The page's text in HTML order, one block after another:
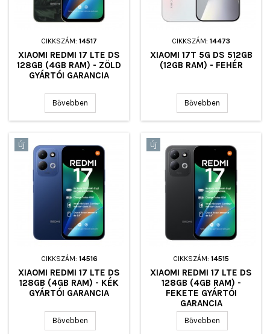
CIKKSZÁM: 14517
XIAOMI REDMI 17 LTE DS
128GB (4GB RAM) - ZÖLD
GYÁRTÓI GARANCIA
Bővebben
CIKKSZÁM: 14473
XIAOMI 17T 5G DS 512GB
(12GB RAM) - FEHÉR
Bővebben
Új
CIKKSZÁM: 14516
XIAOMI REDMI 17 LTE DS
128GB (4GB RAM) - KÉK
GYÁRTÓI GARANCIA
Bővebben
Új
CIKKSZÁM: 14515
XIAOMI REDMI 17 LTE DS
128GB (4GB RAM) -
FEKETE GYÁRTÓI
GARANCIA
Bővebben